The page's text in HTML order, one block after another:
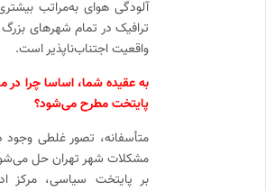
آلودگی هوای به‌مراتب
ترافیک در تمام شهرهای
واقعیت اجتناب‌ناپذیر است.
به عقیده شما، اساسا چرا در
پایتخت مطرح می‌شود؟
متأسفانه، تصور غلطی وجود
مشکلات شهر تهران حل
بر پایتخت سیاسی، مرکز